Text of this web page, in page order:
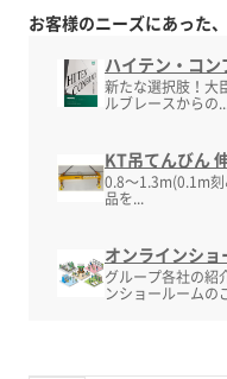
お客様のニーズにあった
ハイテン・コン
新たな選択肢！大
ルブレースからの
KT吊てんびん
0.8～1.3m(0.1m
品を...
オンラインショ
グループ各社の紹
ンショールームの